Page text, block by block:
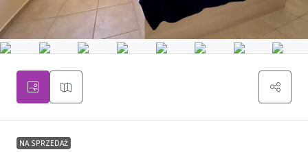
NA SPRZEDAŻ